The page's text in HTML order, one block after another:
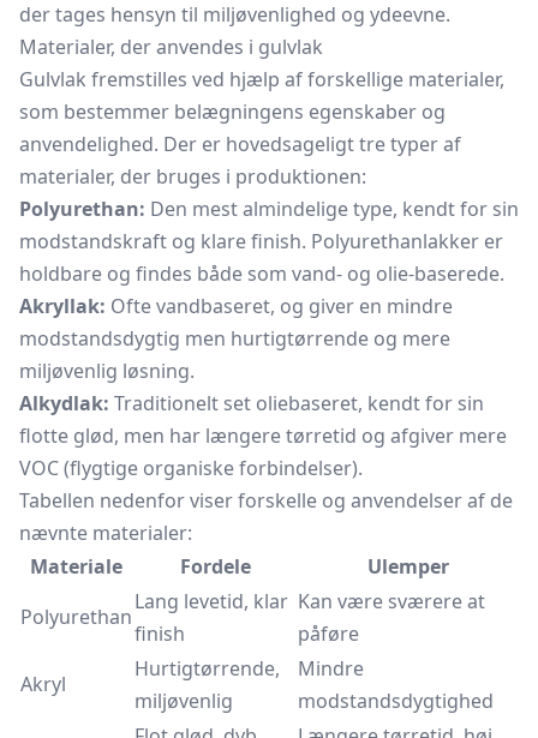
der tages hensyn til miljøvenlighed og ydeevne.
Materialer, der anvendes i gulvlak
Gulvlak fremstilles ved hjælp af forskellige materialer,
som bestemmer belægningens egenskaber og
anvendelighed. Der er hovedsageligt tre typer af
materialer, der bruges i produktionen:
Polyurethan: Den mest almindelige type, kendt for sin
modstandskraft og klare finish. Polyurethanlakker er
holdbare og findes både som vand- og olie-baserede.
Akryllak: Ofte vandbaseret, og giver en mindre
modstandsdygtig men hurtigtørrende og mere
miljøvenlig løsning.
Alkydlak: Traditionelt set oliebaseret, kendt for sin
flotte glød, men har længere tørretid og afgiver mere
VOC (flygtige organiske forbindelser).
Tabellen nedenfor viser forskelle og anvendelser af de
nævnte materialer:
Materiale
Fordele
Ulemper
Polyurethan
Lang levetid, klar
finish
Kan være sværere at
påføre
Akryl
Hurtigtørrende,
miljøvenlig
Mindre
modstandsdygtighed